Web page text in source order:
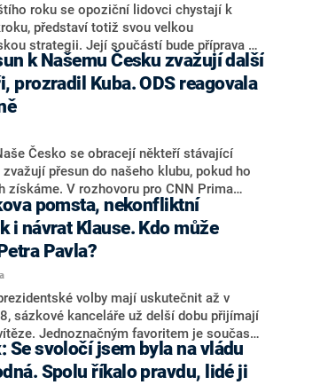
roku se opoziční lidovci chystají k
představí totiž svou velkou
strategii. Její součástí bude příprava na
řekl ve středu na setkání s novináři
lidovců Jan Grolich. Ten zároveň v
volbách kandiduje ve Vyškově. Popsal i
o níž vládní strany nebo političtí
mluví jako o slabé a v defenzivě. „Je to
upozorňovat na chyby vlády. Ministři s
nechodí do debat. Chceme ale ukazovat
odpověděl Grolich na dotaz CNN Prima
prozradil Kuba. ODS reagovala
Česko se obracejí někteří stávající
přesun do našeho klubu, pokud ho
získáme. V rozhovoru pro CNN Prima
zakladatel hnutí a jihočeský hejtman
Konkrétní nebyl, ale získat by takto mohl
Zdeňka Hrabu, který je dnes
ODS a TOP 09. Hraba to na dotaz
Předseda klubu senátorů ODS
redakci řekl, že počítá s odchodem
z klubu a že Naše Česko není
soupeř.
i návrat Klause. Kdo může
Pavla?
volby mají uskutečnit až v
sázkové kanceláře už delší dobu přijímají
Jednoznačným favoritem je současná
Petr Pavel. Daleko za ním pak bookmakeři
výrazné politiky ANO, tedy premiéra
Se svoločí jsem byla na vládu
Spolu říkalo pravdu, lidé ji